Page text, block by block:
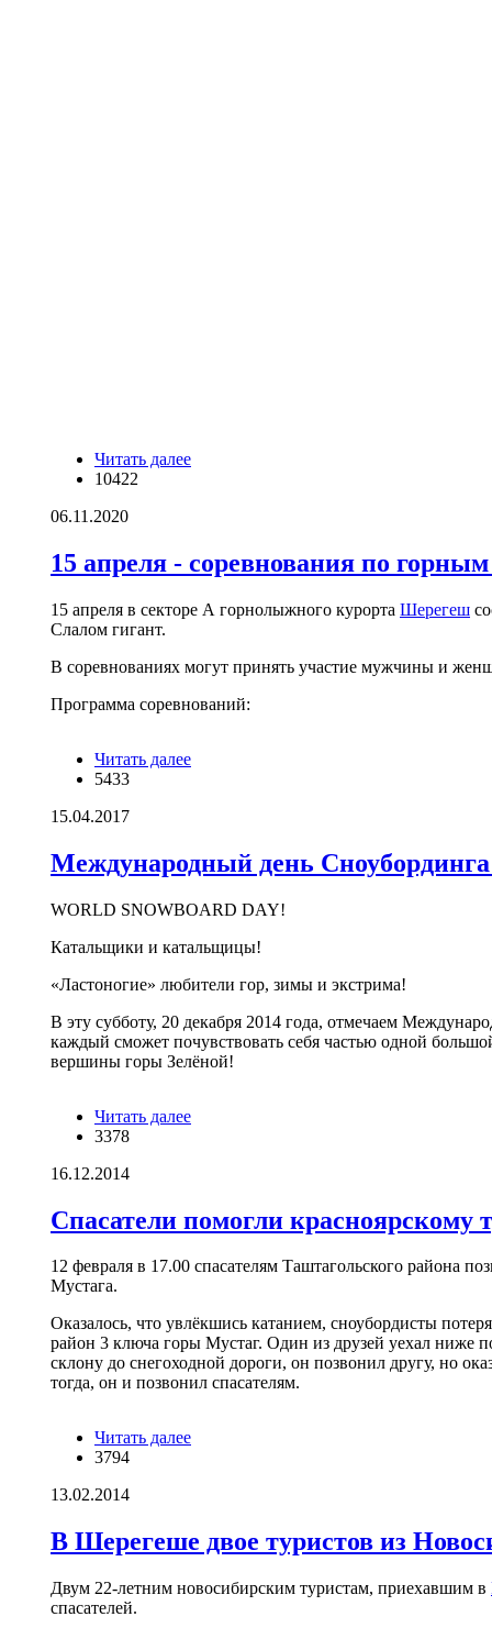
Читать далее
10422
06.11.2020
15 апреля - соревнования по
15 апреля в секторе А горнолыжного курорта Шерегеш
Слалом гигант.
В соревнованиях могут принять участие мужчины и
Программа соревнований:
Читать далее
5433
15.04.2017
Международный день
WORLD SNOWBOARD DAY!
Катальщики и катальщицы!
«Ластоногие» любители гор, зимы и экстрима!
В эту субботу, 20 декабря 2014 года, отмечаем
каждый сможет почувствовать себя частью одной
вершины горы Зелёной!
Читать далее
3378
16.12.2014
Спасатели помогли красноярскому
12 февраля в 17.00 спасателям Таштагольского района
Мустага.
Оказалось, что увлёкшись катанием, сноубордисты
район 3 ключа горы Мустаг. Один из друзей уехал ниже
склону до снегоходной дороги, он позвонил другу, но
тогда, он и позвонил спасателям.
Читать далее
3794
13.02.2014
В Шерегеше двое туристов из
Двум 22-летним новосибирским туристам, приехавшим в
спасателей.